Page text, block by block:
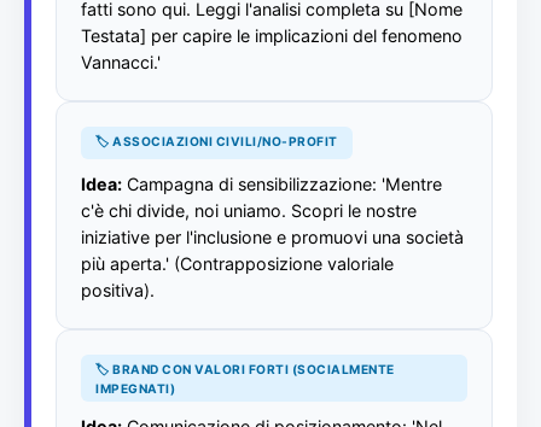
fatti sono qui. Leggi l'analisi completa su [Nome
Testata] per capire le implicazioni del fenomeno
Vannacci.'
🏷️ ASSOCIAZIONI CIVILI/NO-PROFIT
Idea: Campagna di sensibilizzazione: 'Mentre
c'è chi divide, noi uniamo. Scopri le nostre
iniziative per l'inclusione e promuovi una società
più aperta.' (Contrapposizione valoriale
positiva).
🏷️ BRAND CON VALORI FORTI (SOCIALMENTE
IMPEGNATI)